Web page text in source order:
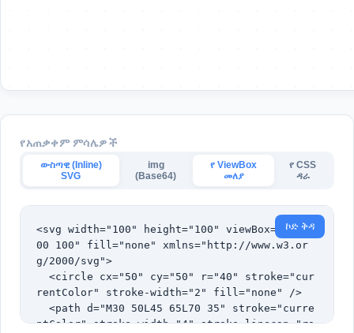
የአጠቃቀም ምሳሌዎች
ውስጣዊ (Inline)
SVG
img
(Base64)
የ ViewBox
መለያ
የ CSS
ዳራ
<svg width="100" height="100" viewBox="0 0 1
00 100" fill="none" xmlns="http://www.w3.or
g/2000/svg">
rentColor" stroke-width="2" fill="none" />
ntColor" stroke-width="4" stroke-linecap="ro
ኮድ ቅዳ